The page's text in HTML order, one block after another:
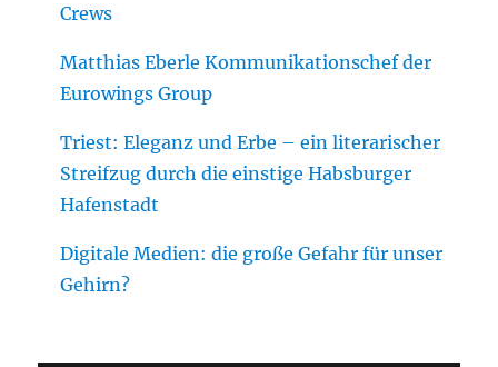
Crews
Matthias Eberle Kommunikationschef der
Eurowings Group
Triest: Eleganz und Erbe – ein literarischer
Streifzug durch die einstige Habsburger
Hafenstadt
Digitale Medien: die große Gefahr für unser
Gehirn?